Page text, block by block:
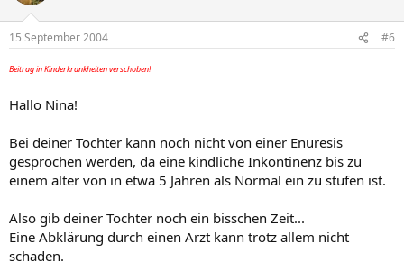
15 September 2004 #6
Beitrag in Kinderkrankheiten verschoben!
Hallo Nina!
Bei deiner Tochter kann noch nicht von einer Enuresis
gesprochen werden, da eine kindliche Inkontinenz bis zu
einem alter von in etwa 5 Jahren als Normal ein zu stufen ist.
Also gib deiner Tochter noch ein bisschen Zeit...
Eine Abklärung durch einen Arzt kann trotz allem nicht
schaden.